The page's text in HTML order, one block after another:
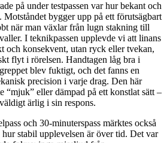
på under testpassen var hur bekant och
Motståndet bygger upp på ett förutsägbart
när man växlar från lugn stakning till
I teknikpassen upplevde vi att linans
och konsekvent, utan ryck eller tvekan,
flyt i rörelsen. Handtagen låg bra i
blev fuktigt, och det fanns en
precision i varje drag. Den här
“mjuk” eller dämpad på ett konstlat sätt –
ärlig i sin respons.
och 30-minuterspass märktes också
stabil upplevelsen är över tid. Det var